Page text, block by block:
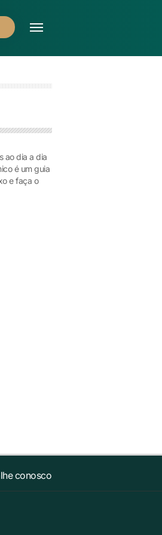
ao dia a dia
é um guia
e faça o
conosco